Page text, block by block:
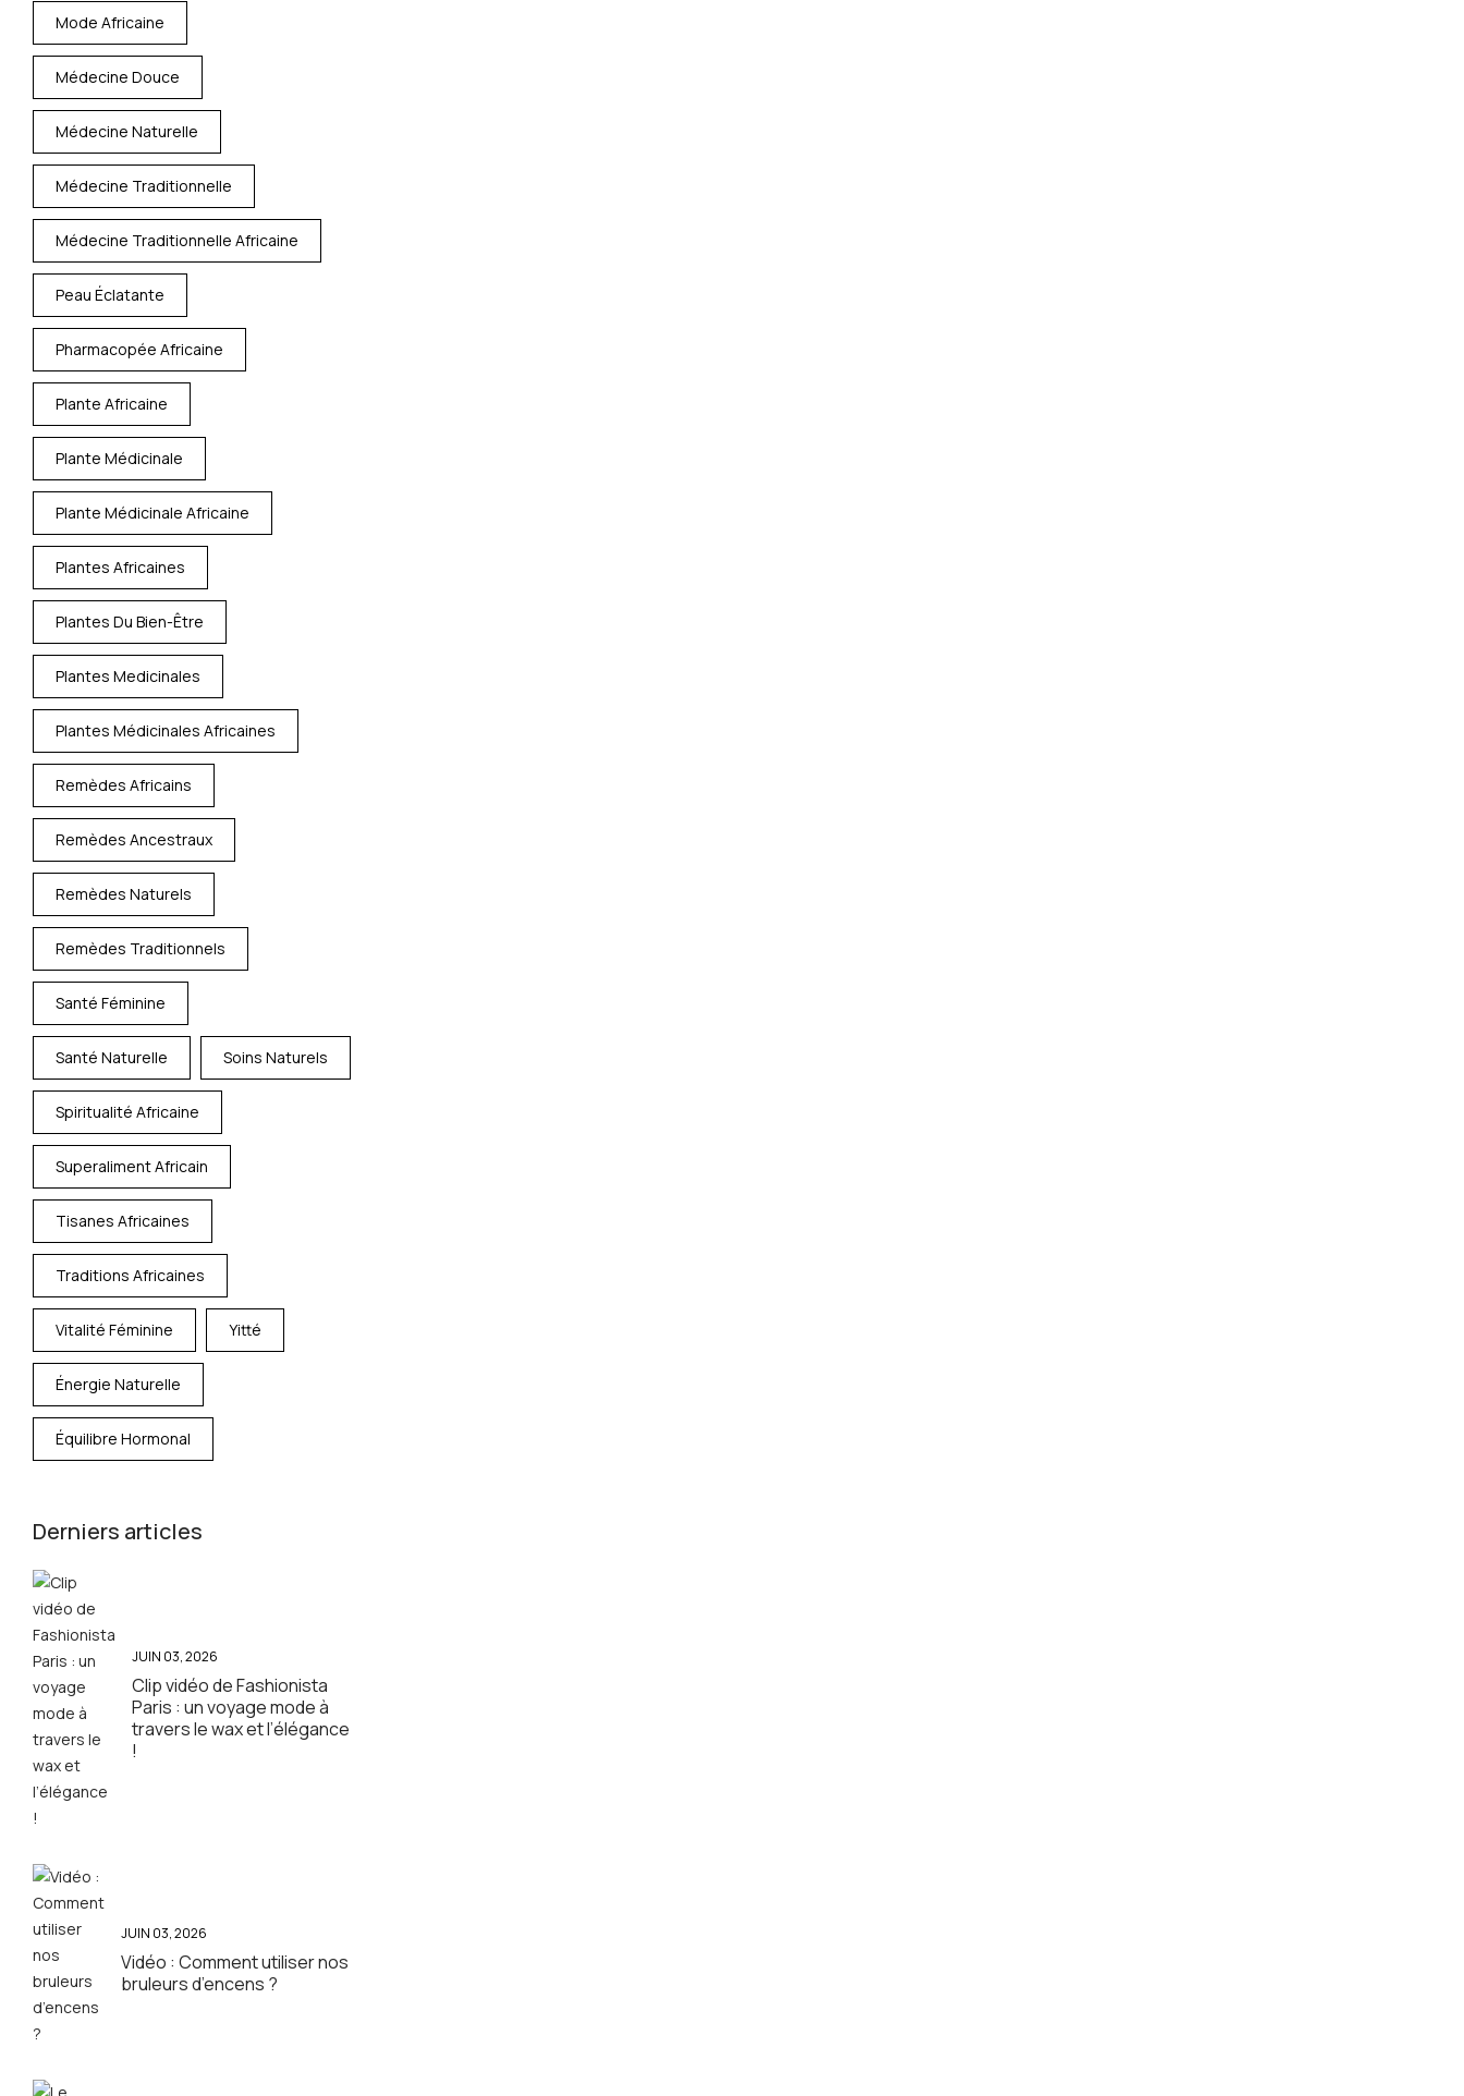
Mode Africaine
Médecine Douce
Médecine Naturelle
Médecine Traditionnelle
Médecine Traditionnelle Africaine
Peau Éclatante
Pharmacopée Africaine
Plante Africaine
Plante Médicinale
Plante Médicinale Africaine
Plantes Africaines
Plantes Du Bien-Être
Plantes Medicinales
Plantes Médicinales Africaines
Remèdes Africains
Remèdes Ancestraux
Remèdes Naturels
Remèdes Traditionnels
Santé Féminine
Santé Naturelle Soins Naturels
Spiritualité Africaine
Superaliment Africain
Tisanes Africaines
Traditions Africaines
Vitalité Féminine Yitté
Énergie Naturelle
Équilibre Hormonal
Derniers articles
JUIN 03, 2026
Clip vidéo de Fashionista
Paris : un voyage mode à
travers le wax et l’élégance
!
JUIN 03, 2026
Vidéo : Comment utiliser nos
bruleurs d’encens ?